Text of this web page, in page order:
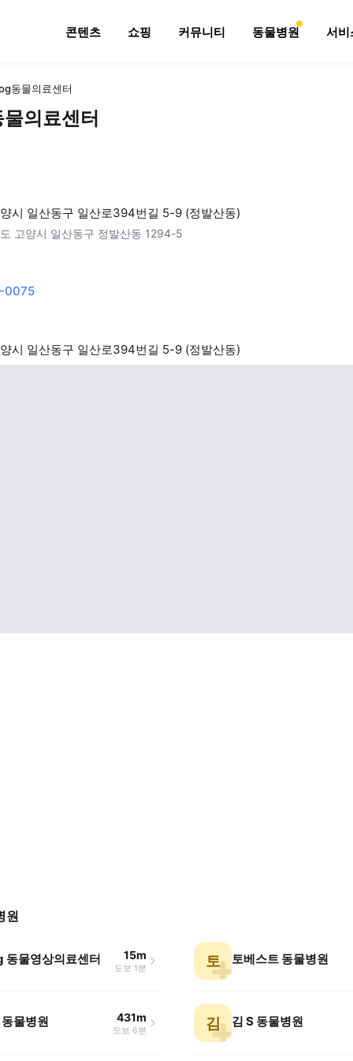
콘텐츠 쇼핑 커뮤니티 동물병원 서비
동물의료센터
의료센터
시 일산동구 일산로394번길 5-9 (정발산동)
고양시 일산동구 정발산동 1294-5
0075
시 일산동구 일산로394번길 5-9 (정발산동)
원
동물영상의료센터 15m
도보 1분 토 토베스트 동물병원
물병원 431m
도보 6분 김 김 S 동물병원